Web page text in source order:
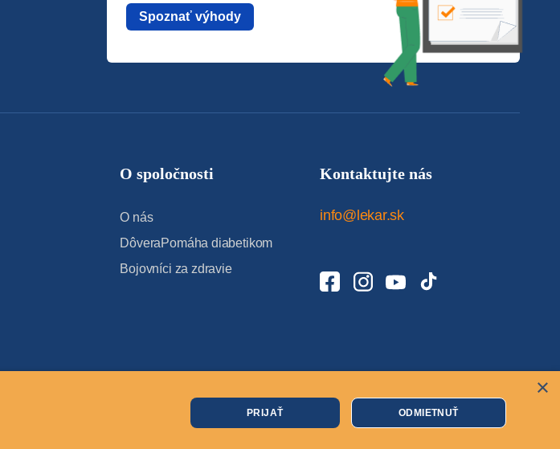
Spoznať výhody
O spoločnosti
O nás
DôveraPomáha diabetikom
Bojovníci za zdravie
Kontaktujte nás
info@lekar.sk
Cookies
×
PRIJAŤ ODMIETNUŤ